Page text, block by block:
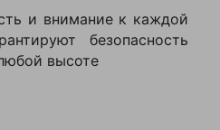
и внимание к каждой
безопасность
высоте
дел по
мытья
этаже),